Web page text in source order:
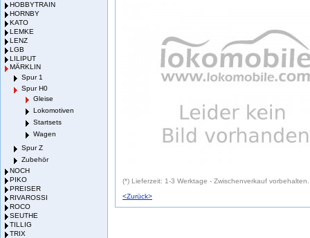
HOBBYTRAIN
HORNBY
KATO
LEMKE
LENZ
LGB
LILIPUT
MÄRKLIN
Spur 1
Spur H0
Gleise
Lokomotiven
Startsets
Wagen
Spur Z
Zubehör
NOCH
PIKO
PREISER
RIVAROSSI
ROCO
SEUTHE
TILLIG
TRIX
(*) Lieferzeit: 1-3 Werktage - Zwischenverkauf vorbehalten.
<Zurück>